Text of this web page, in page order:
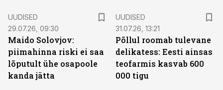
UUDISED
29.07.26, 09:30
Maido Solovjov:
piimahinna riski ei saa
lõputult ühe osapoole
kanda jätta
UUDISED
31.07.26, 13:21
Põllul roomab tulevane
delikatess: Eesti ainsas
teofarmis kasvab 600
000 tigu